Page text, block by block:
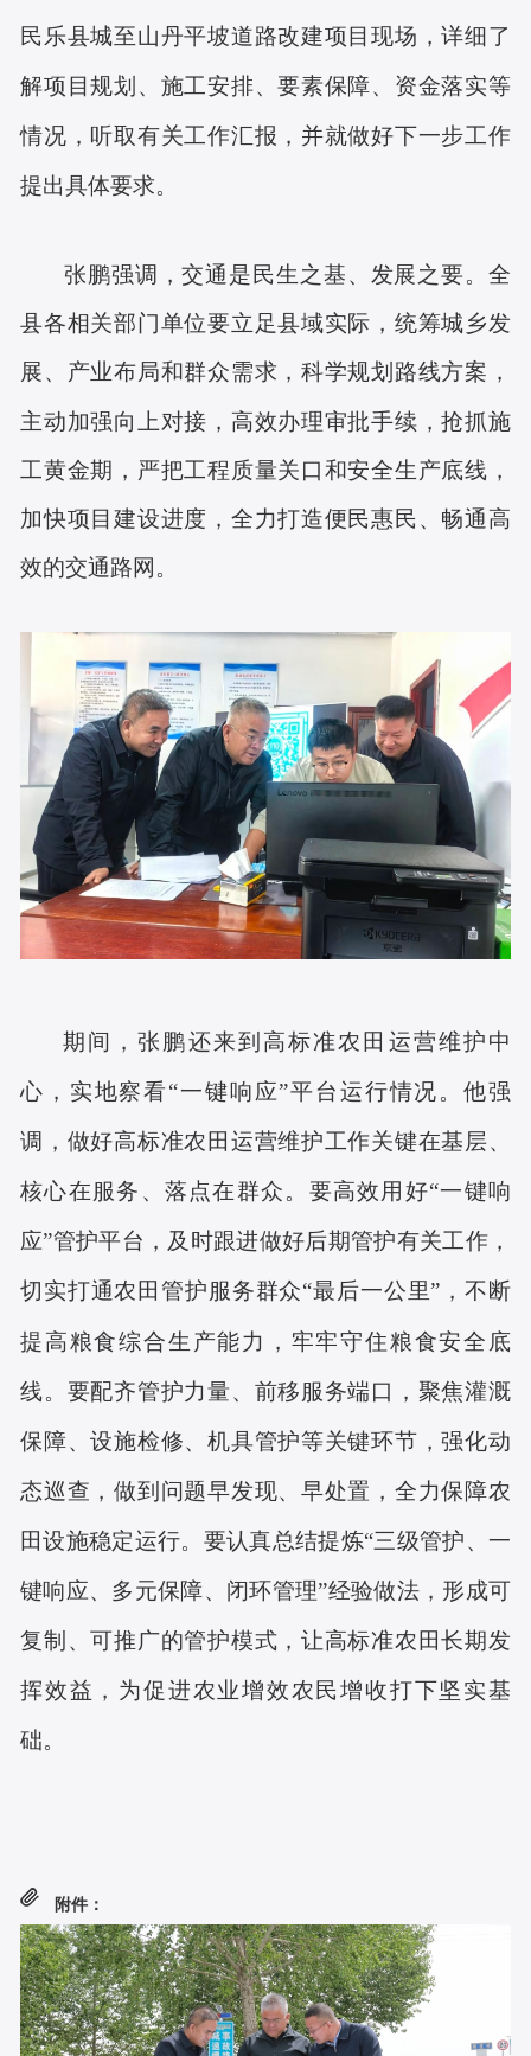
民乐县城至山丹平坡道路改建项目现场，详细了
解项目规划、施工安排、要素保障、资金落实等
情况，听取有关工作汇报，并就做好下一步工作
提出具体要求。
张鹏强调，交通是民生之基、发展之要。全
县各相关部门单位要立足县域实际，统筹城乡发
展、产业布局和群众需求，科学规划路线方案，
主动加强向上对接，高效办理审批手续，抢抓施
工黄金期，严把工程质量关口和安全生产底线，
加快项目建设进度，全力打造便民惠民、畅通高
效的交通路网。
期间，张鹏还来到高标准农田运营维护中
心，实地察看“一键响应”平台运行情况。他强
调，做好高标准农田运营维护工作关键在基层、
核心在服务、落点在群众。要高效用好“一键响
应”管护平台，及时跟进做好后期管护有关工作，
切实打通农田管护服务群众“最后一公里”，不断
提高粮食综合生产能力，牢牢守住粮食安全底
线。要配齐管护力量、前移服务端口，聚焦灌溉
保障、设施检修、机具管护等关键环节，强化动
态巡查，做到问题早发现、早处置，全力保障农
田设施稳定运行。要认真总结提炼“三级管护、一
键响应、多元保障、闭环管理”经验做法，形成可
复制、可推广的管护模式，让高标准农田长期发
挥效益，为促进农业增效农民增收打下坚实基
础。
附件：